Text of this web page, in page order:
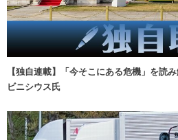
【独自連載】「今そこにある危機」を読
ビニシウス氏